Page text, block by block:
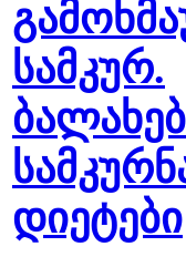
სამკურ.
დიეტები